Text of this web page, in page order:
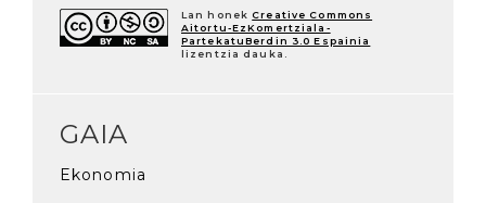
Lan honek Creative Commons
Aitortu-EzKomertziala-
PartekatuBerdin 3.0 Espainia
lizentzia dauka.
GAIA
Ekonomia